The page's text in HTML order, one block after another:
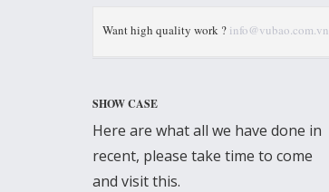
Want high quality work ? info@vubao.com.vn
SHOW CASE
Here are what all we have done in
recent, please take time to come
and visit this.